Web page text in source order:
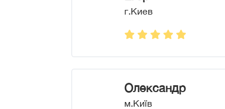
г.Киев
Олександр
м.Київ